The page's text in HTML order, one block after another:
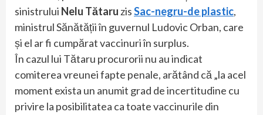
sinistrului Nelu Tătaru zisSac-negru-de plastic,
ministrul Sănătății în guvernul Ludovic Orban, care
și el ar fi cumpărat vaccinuri în surplus.
În cazul lui Tătaru procurorii nu au indicat
comiterea vreunei fapte penale, arătând că „la acel
moment exista un anumit grad de incertitudine cu
privire la posibilitatea ca toate vaccinurile din